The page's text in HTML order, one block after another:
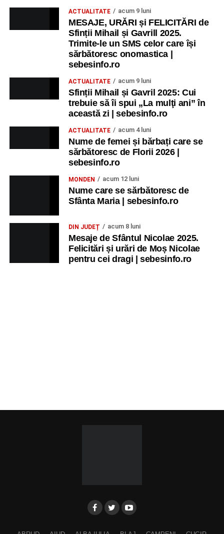
ACTUALITATE acum 9 luni
MESAJE, URĂRI și FELICITĂRI de
Sfinții Mihail și Gavrill 2025.
Trimite-le un SMS celor care își
sărbătoresc onomastica |
sebesinfo.ro
ACTUALITATE acum 9 luni
Sfinții Mihail și Gavril 2025: Cui
trebuie să îi spui „La mulţi ani” în
această zi | sebesinfo.ro
ACTUALITATE acum 4 luni
Nume de femei și bărbați care se
sărbătoresc de Florii 2026 |
sebesinfo.ro
MONDEN acum 12 luni
Nume care se sărbătoresc de
Sfânta Maria | sebesinfo.ro
DIN JUDEȚ acum 8 luni
Mesaje de Sfântul Nicolae 2025.
Felicitări și urări de Moș Nicolae
pentru cei dragi | sebesinfo.ro